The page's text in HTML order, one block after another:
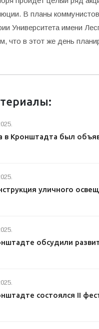
В планы
Университета имени
что в этот же день
в Кронштадта был
уличного
обсудили
состоялся II